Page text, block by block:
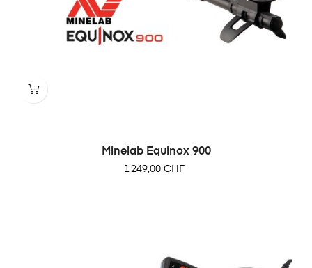
Minelab Equinox 900
Prix
1 249,00 CHF